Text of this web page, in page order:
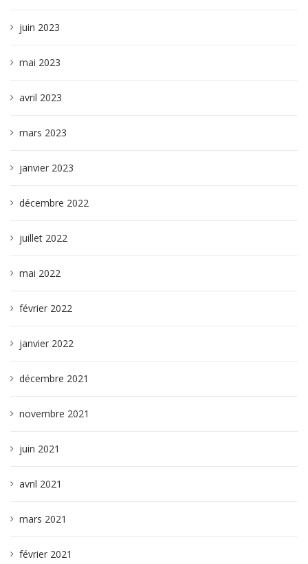
juin 2023
mai 2023
avril 2023
mars 2023
janvier 2023
décembre 2022
juillet 2022
mai 2022
février 2022
janvier 2022
décembre 2021
novembre 2021
juin 2021
avril 2021
mars 2021
février 2021